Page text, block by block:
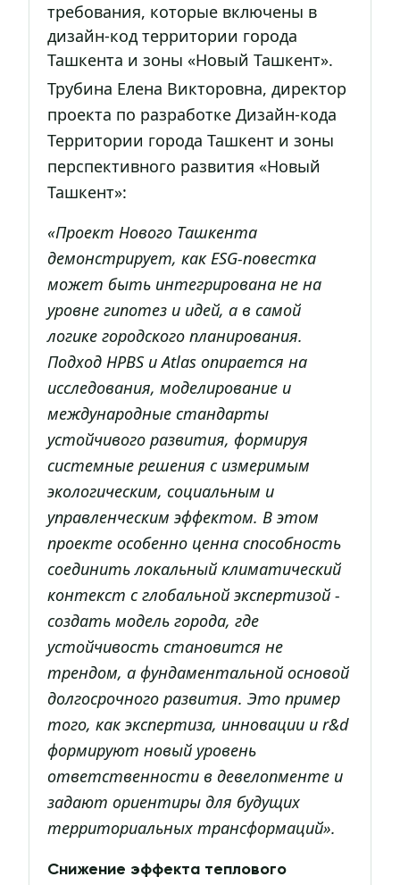
требования, которые включены в
дизайн-код территории города
Ташкента и зоны «Новый Ташкент».
Трубина Елена Викторовна, директор
проекта по разработке Дизайн-кода
Территории города Ташкент и зоны
перспективного развития «Новый
Ташкент»:
«Проект Нового Ташкента
демонстрирует, как ESG-повестка
может быть интегрирована не на
уровне гипотез и идей, а в самой
логике городского планирования.
Подход HPBS и Atlas опирается на
исследования, моделирование и
международные стандарты
устойчивого развития, формируя
системные решения с измеримым
экологическим, социальным и
управленческим эффектом. В этом
проекте особенно ценна способность
соединить локальный климатический
контекст с глобальной экспертизой -
создать модель города, где
устойчивость становится не
трендом, а фундаментальной основой
долгосрочного развития. Это пример
того, как экспертиза, инновации и r&d
формируют новый уровень
ответственности в девелопменте и
задают ориентиры для будущих
территориальных трансформаций».
Снижение эффекта теплового